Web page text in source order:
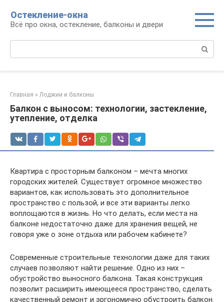
контенту
Остекление-окна
Всё про окна, остекление, балконы и двери
Главная » Лоджии и балконы
Балкон с выносом: технологии, застекление,
утепление, отделка
Квартира с просторным балконом – мечта многих
городских жителей. Существует огромное множество
вариантов, как использовать это дополнительное
пространство с пользой, и все эти варианты легко
воплощаются в жизнь. Но что делать, если места на
балконе недостаточно даже для хранения вещей, не
говоря уже о зоне отдыха или рабочем кабинете?
Современные строительные технологии даже для таких
случаев позволяют найти решение. Одно из них –
обустройство выносного балкона. Такая конструкция
позволит расширить имеющееся пространство, сделать
качественный ремонт и эргономично обустроить балкон.